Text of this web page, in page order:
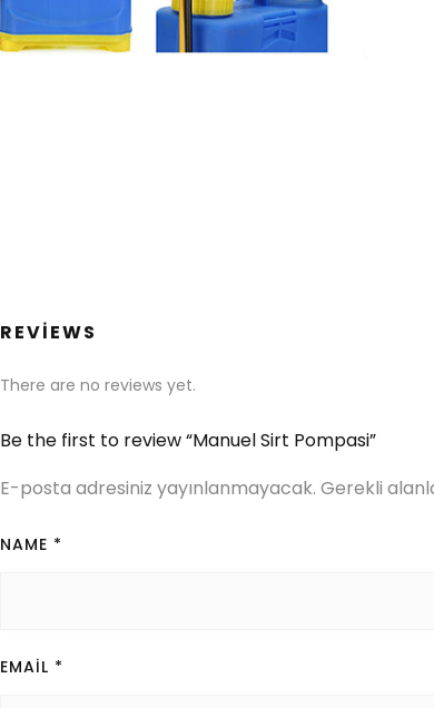
REVIEWS
There are no reviews yet.
Be the first to review “Manuel Sirt Pompasi”
E-posta adresiniz yayınlanmayacak. Gerekli
NAME *
EMAIL *